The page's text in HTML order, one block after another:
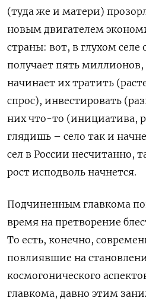
(туда же и матери)
новым двигателем
страны: вот, в глухом
получает пять
начинает их тратить
спрос), инвестировать
них что-то (инициатива,
глядишь – село так и
сел в России несчитанно,
рост исподволь начнется.
Подчиненным главкома
время на претворение
То есть, конечно,
повлиявшие на
космогонического
главкома, давно этим